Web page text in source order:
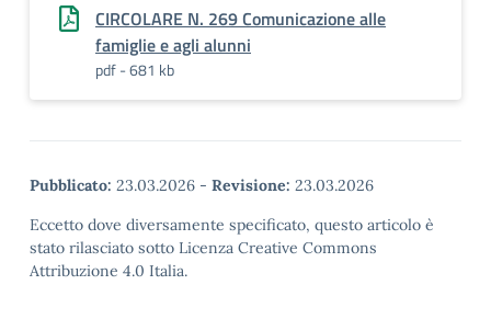
CIRCOLARE N. 269 Comunicazione alle
famiglie e agli alunni
pdf - 681 kb
Pubblicato: 23.03.2026 - Revisione: 23.03.2026
Eccetto dove diversamente specificato, questo articolo è
stato rilasciato sotto Licenza Creative Commons
Attribuzione 4.0 Italia.